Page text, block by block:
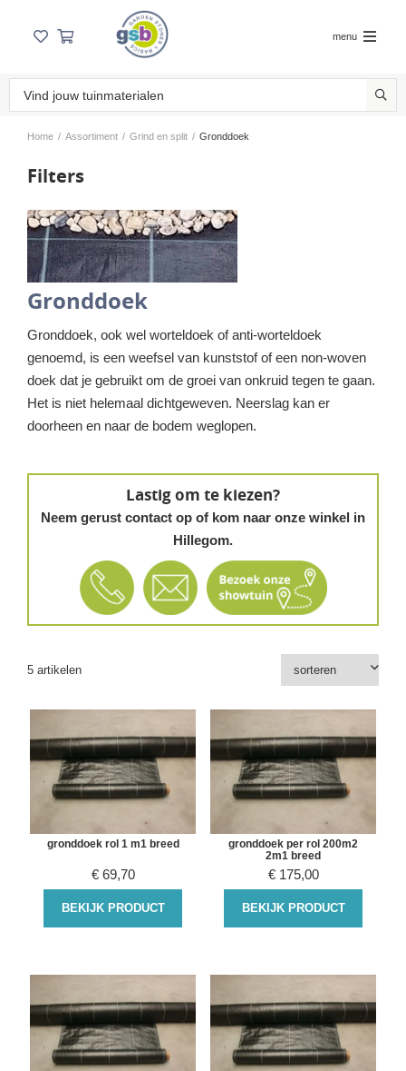
menu
Home / Assortiment / Grind en split / Gronddoek
Filters
Gronddoek
Gronddoek, ook wel worteldoek of anti-worteldoek
genoemd, is een weefsel van kunststof of een non-woven
doek dat je gebruikt om de groei van onkruid tegen te gaan.
Het is niet helemaal dichtgeweven. Neerslag kan er
doorheen en naar de bodem weglopen.
Lastig om te kiezen?
Neem gerust contact op of kom naar onze winkel in
Hillegom.
5 artikelen
gronddoek rol 1 m1 breed
€ 69,70
BEKIJK PRODUCT
gronddoek per rol 200m2
2m1 breed
€ 175,00
BEKIJK PRODUCT